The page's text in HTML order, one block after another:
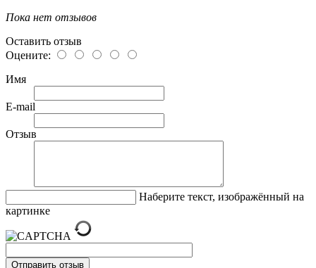
Пока нет отзывов
Оставить отзыв
Оцените:
Имя
E-mail
Отзыв
Наберите текст, изображённый на
картинке